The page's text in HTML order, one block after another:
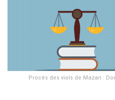
Procès des viols de Mazan :